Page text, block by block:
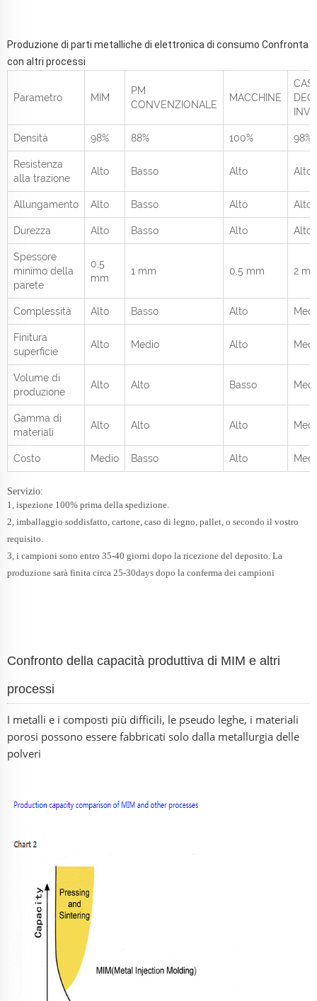
Produzione di parti metalliche di elettronica di consumo Confronta
con altri processi
Parametro MIM
PM
CONVENZIONALE
MACCHINE
Densità 98% 88% 100% 98%
Resistenza
alla trazione
Alto Basso Alto Alto
Allungamento Alto Basso Alto Alto
Durezza Alto Basso Alto Alto
Spessore
minimo della
parete
0,5
mm
1 mm 0,5 mm 2
Complessità Alto Basso Alto
Finitura
superficie
Alto Medio Alto
Volume di
produzione
Alto Alto Basso
Gamma di
materiali
Alto Alto Alto
Costo Medio Basso Alto
Servizio:
1, ispezione 100% prima della spedizione.
2, imballaggio soddisfatto, cartone, caso di legno, pallet, o secondo il vostro
requisito.
3, i campioni sono entro 35-40 giorni dopo la ricezione del deposito. La
produzione sarà finita circa 25-30days dopo la conferma dei campioni
Confronto della capacità produttiva di MIM e altri
processi
I metalli e i composti più difficili, le pseudo leghe, i materiali
porosi possono essere fabbricati solo dalla metallurgia delle
polveri